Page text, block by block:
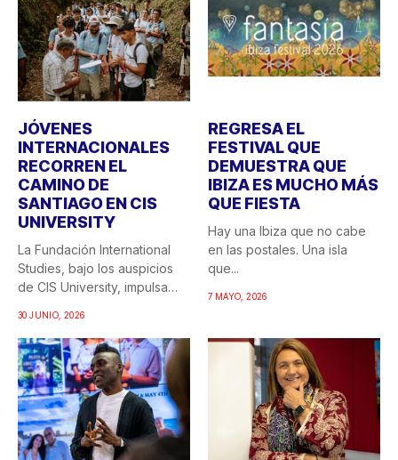
JÓVENES
INTERNACIONALES
RECORREN EL
CAMINO DE
SANTIAGO EN CIS
UNIVERSITY
La Fundación International
Studies, bajo los auspicios
de CIS University, impulsa
30 JUNIO, 2026
REGRESA EL
FESTIVAL QUE
DEMUESTRA QUE
IBIZA ES MUCHO MÁS
QUE FIESTA
Hay una Ibiza que no cabe
en las postales. Una isla
que...
7 MAYO, 2026